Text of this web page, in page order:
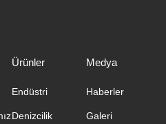
Ürünler
Endüstri
Denizcilik
Medya
Haberler
Galeri